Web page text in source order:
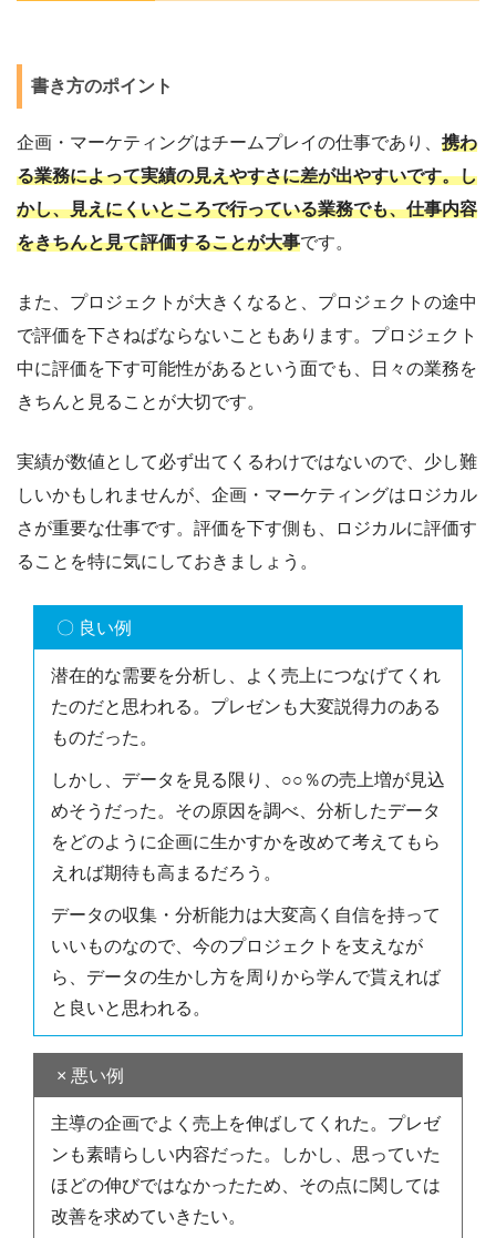
書き方のポイント
企画・マーケティングはチームプレイの仕事であり、 携わ
る業務によって実績の見えやすさに差が出やすいです。し
かし、見えにくいところで行っている業務でも、仕事内容
をきちんと見て評価することが大事です。
また、プロジェクトが大きくなると、プロジェクトの途中
で評価を下さねばならないこともあります。プロジェクト
中に評価を下す可能性があるという面でも、日々の業務を
きちんと見ることが大切です。
実績が数値として必ず出てくるわけではないので、少し難
しいかもしれませんが、企画・マーケティングはロジカル
さが重要な仕事です。評価を下す側も、ロジカルに評価す
ることを特に気にしておきましょう。
〇 良い例
潜在的な需要を分析し、よく売上につなげてくれ
たのだと思われる。プレゼンも大変説得力のある
ものだった。
しかし、データを見る限り、○○％の売上増が見込
めそうだった。その原因を調べ、分析したデータ
をどのように企画に生かすかを改めて考えてもら
えれば期待も高まるだろう。
データの収集・分析能力は大変高く自信を持って
いいものなので、今のプロジェクトを支えなが
ら、データの生かし方を周りから学んで貰えれば
と良いと思われる。
× 悪い例
主導の企画でよく売上を伸ばしてくれた。プレゼ
ンも素晴らしい内容だった。しかし、思っていた
ほどの伸びではなかったため、その点に関しては
改善を求めていきたい。